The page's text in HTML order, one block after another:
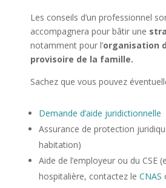
Les conseils d’un professionnel
accompagnera pour bâtir une
notamment pour l’organisation
provisoire de la famille.
Sachez que vous pouvez
Demande d’aide juridictionnelle
Assurance de protection
habitation)
Aide de l’employeur ou du
hospitalière, contactez le CNAS